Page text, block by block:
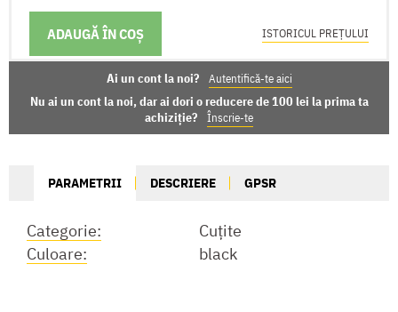
ADAUGĂ ÎN COȘ
OPȚIUNI DE LIVRARE ISTORICUL PREȚULUI
Ai un cont la noi? Autentifică-te aici
Nu ai un cont la noi, dar ai dori o reducere de 100 lei la prima ta
achiziție?
Înscrie-te
PARAMETRII DESCRIERE GPSR
Categorie:
Cuțite
Culoare:
black